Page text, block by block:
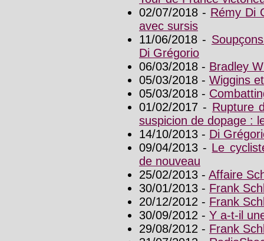
02/07/2018 - Rémy Di
avec sursis
11/06/2018 -
Di Grégorio
06/03/2018 - Bradley
05/03/2018 - Wiggins
05/03/2018 -
01/02/2017 - Rupture
suspicion de dopage :
14/10/2013 - Di
09/04/2013 - Le
de nouveau
25/02/2013 - Affaire
30/01/2013 - Frank
20/12/2012 - Frank
30/09/2012 - Y a-t-il
29/08/2012 - Frank